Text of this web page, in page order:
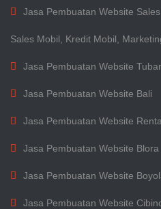
Jasa Pembuatan Website
Sales Mobil, Kredit Mobil,
Jasa Pembuatan Website
Jasa Pembuatan Website Bali
Jasa Pembuatan Website
Jasa Pembuatan Website Blora
Jasa Pembuatan Website
Jasa Pembuatan Website